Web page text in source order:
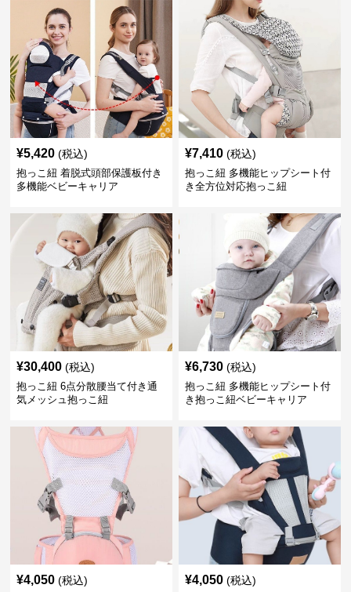
¥5,420 (税込)
抱っこ紐 着脱式頭部保護板付き
多機能ベビーキャリア
¥7,410 (税込)
抱っこ紐 多機能ヒップシート付
き全方位対応抱っこ紐
¥30,400 (税込)
抱っこ紐 6点分散腰当て付き通
気メッシュ抱っこ紐
¥6,730 (税込)
抱っこ紐 多機能ヒップシート付
き抱っこ紐ベビーキャリア
¥4,050 (税込) ¥4,050 (税込)